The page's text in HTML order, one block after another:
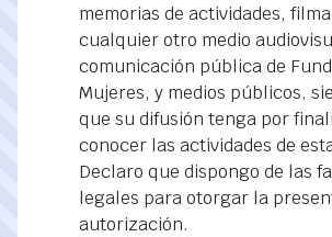
memorias de actividades,
cualquier otro medio
comunicación pública de
Mujeres, y medios públicos,
que su difusión tenga por
conocer las actividades de
Declaro que dispongo de las
legales para otorgar la
autorización.